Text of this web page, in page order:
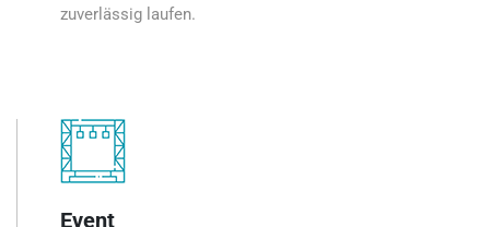
zuverlässig laufen.
Event